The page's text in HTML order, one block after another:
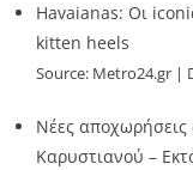
Havaianas: Οι
kitten heels
Source: Metro24.gr
Νέες
Καρυστιανού –